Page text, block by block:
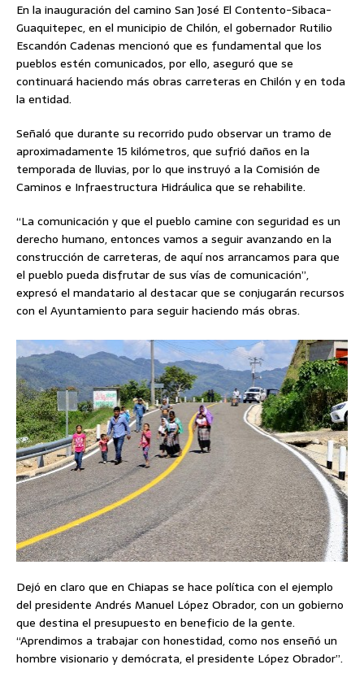
En la inauguración del camino San José El Contento-Sibaca-
Guaquitepec, en el municipio de Chilón, el gobernador Rutilio
Escandón Cadenas mencionó que es fundamental que los
pueblos estén comunicados, por ello, aseguró que se
continuará haciendo más obras carreteras en Chilón y en toda
la entidad.
Señaló que durante su recorrido pudo observar un tramo de
aproximadamente 15 kilómetros, que sufrió daños en la
temporada de lluvias, por lo que instruyó a la Comisión de
Caminos e Infraestructura Hidráulica que se rehabilite.
“La comunicación y que el pueblo camine con seguridad es un
derecho humano, entonces vamos a seguir avanzando en la
construcción de carreteras, de aquí nos arrancamos para que
el pueblo pueda disfrutar de sus vías de comunicación”,
expresó el mandatario al destacar que se conjugarán recursos
con el Ayuntamiento para seguir haciendo más obras.
Dejó en claro que en Chiapas se hace política con el ejemplo
del presidente Andrés Manuel López Obrador, con un gobierno
que destina el presupuesto en beneficio de la gente.
“Aprendimos a trabajar con honestidad, como nos enseñó un
hombre visionario y demócrata, el presidente López Obrador”.